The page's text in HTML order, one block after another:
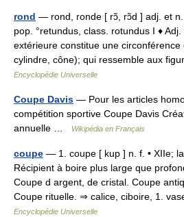
rond — rond, ronde [ rɔ̃, rɔ̃d ] adj. et n.
pop. °retundus, class. rotundus I ♦
extérieure constitue une circonférence
cylindre, cône); qui ressemble aux
Encyclopédie Universelle
Coupe Davis — Pour les articles
compétition sportive Coupe Davis
annuelle …
Wikipédia en Français
coupe — 1. coupe [ kup ] n. f. • XIIe;
Récipient à boire plus large que
Coupe d argent, de cristal. Coupe
Coupe rituelle. ⇒ calice, ciboire, 1.
Encyclopédie Universelle